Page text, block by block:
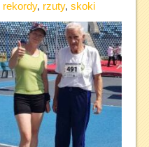
rekordy, rzuty, skoki